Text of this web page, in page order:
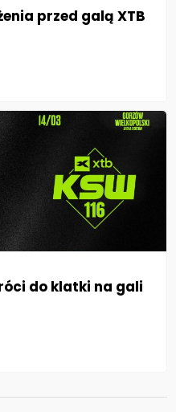
przed galą XTB
do klatki na gali